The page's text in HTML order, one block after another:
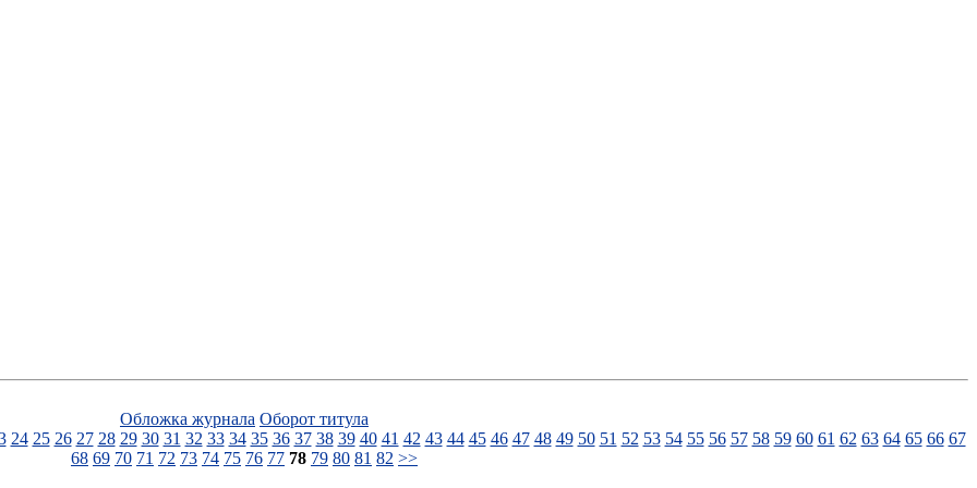
Обложка журнала Оборот титула
24 25 26 27 28 29 30 31 32 33 34 35 36 37 38 39 40 41 42 43 44 45 46 47 48 49 50 51 52 53 54 55 56 57 58 59 60 61 62 63 64 65 66 67
68 69 70 71 72 73 74 75 76 77 78 79 80 81 82 >>